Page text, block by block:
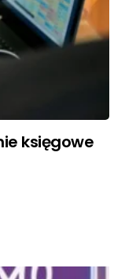
księgowe